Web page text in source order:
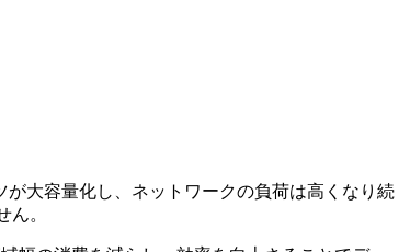
大容量化し、ネットワークの負荷は高くなり続
。